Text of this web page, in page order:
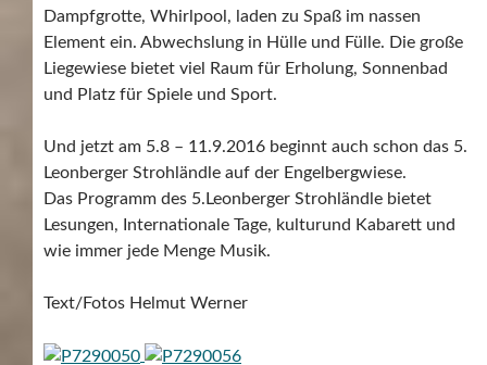
Dampfgrotte, Whirlpool, laden zu Spaß im nassen
Element ein. Abwechslung in Hülle und Fülle. Die große
Liegewiese bietet viel Raum für Erholung, Sonnenbad
und Platz für Spiele und Sport.
Und jetzt am 5.8 – 11.9.2016 beginnt auch schon das 5.
Leonberger Strohländle auf der Engelbergwiese.
Das Programm des 5.Leonberger Strohländle bietet
Lesungen, Internationale Tage, kulturund Kabarett und
wie immer jede Menge Musik.
Text/Fotos Helmut Werner